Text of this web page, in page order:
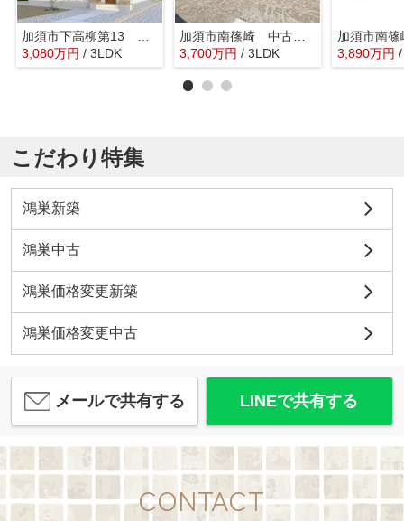
3,080万円 / 3LDK
加須市南篠崎 中古戸建
3,700万円 / 3LDK 3,890万円
こだわり特集
鴻巣新築
鴻巣中古
鴻巣価格変更新築
鴻巣価格変更中古
メールで共有する LINEで共有する
CONTACT